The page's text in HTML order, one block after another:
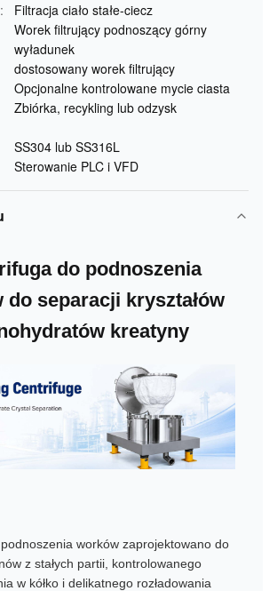
Filtracja ciało stałe-ciecz
Worek filtrujący podnoszący górny
wyładunek
dostosowany worek filtrujący
Opcjonalne kontrolowane mycie ciasta
Zbiórka, recykling lub odzysk
SS304 lub SS316L
Sterowanie PLC i VFD
do podnoszenia
do separacji kryształów
kreatyny
worków zaprojektowano do
z stałych partii, kontrolowanego
w kółko i delikatnego rozładowania